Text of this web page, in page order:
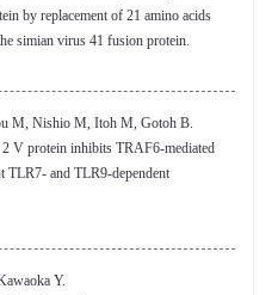
by replacement of 21 amino acids
simian virus 41 fusion protein.
M, Nishio M, Itoh M, Gotoh B.
V protein inhibits TRAF6-mediated
TLR7- and TLR9-dependent
Y.